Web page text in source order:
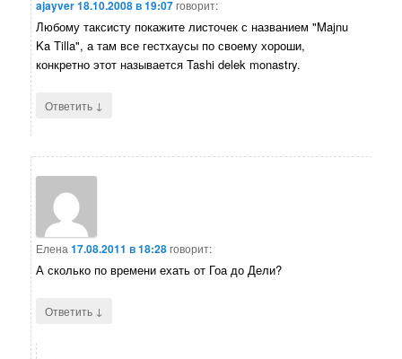
ajayver18.10.2008 в 19:07говорит:
Любому таксисту покажите листочек с названием "Majnu
Ka Tilla", а там все гестхаусы по своему хороши,
конкретно этот называется Tashi delek monastry.
Ответить ↓
Елена 17.08.2011 в 18:28говорит:
А сколько по времени ехать от Гоа до Дели?
Ответить ↓